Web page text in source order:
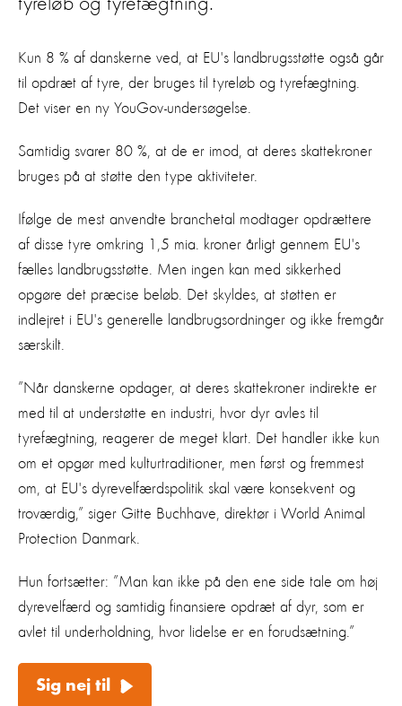
Kun 8 % af danskerne ved, at EU's landbrugsstøtte også går
til opdræt af tyre, der bruges til tyreløb og tyrefægtning.
Det viser en ny YouGov-undersøgelse.
Samtidig svarer 80 %, at de er imod, at deres skattekroner
bruges på at støtte den type aktiviteter.
Ifølge de mest anvendte branchetal modtager opdrættere
af disse tyre omkring 1,5 mia. kroner årligt gennem EU's
fælles landbrugsstøtte. Men ingen kan med sikkerhed
opgøre det præcise beløb. Det skyldes, at støtten er
indlejret i EU's generelle landbrugsordninger og ikke fremgår
særskilt.
”Når danskerne opdager, at deres skattekroner indirekte er
med til at understøtte en industri, hvor dyr avles til
tyrefægtning, reagerer de meget klart. Det handler ikke kun
om et opgør med kulturtraditioner, men først og fremmest
om, at EU's dyrevelfærdspolitik skal være konsekvent og
troværdig,” siger Gitte Buchhave, direktør i World Animal
Protection Danmark.
Hun fortsætter: ”Man kan ikke på den ene side tale om høj
dyrevelfærd og samtidig finansiere opdræt af dyr, som er
avlet til underholdning, hvor lidelse er en forudsætning.”
Sig nej til